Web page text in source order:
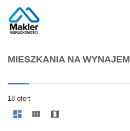
MIESZKANIA NA WYNAJEM
18 ofert